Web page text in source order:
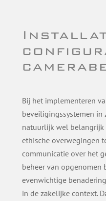
Bij het implementeren
beveiligingssystemen in
natuurlijk wel belangrijk
ethische overwegingen
communicatie over het
beheer van opgenomen
evenwichtige
in de zakelijke context.